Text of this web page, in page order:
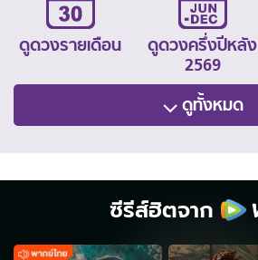
ดูดวงรายเดือน
ดูดวงครึ่งปีหลัง
2569
ดูทั้งหมด
ซีรีส์ฮิตจาก